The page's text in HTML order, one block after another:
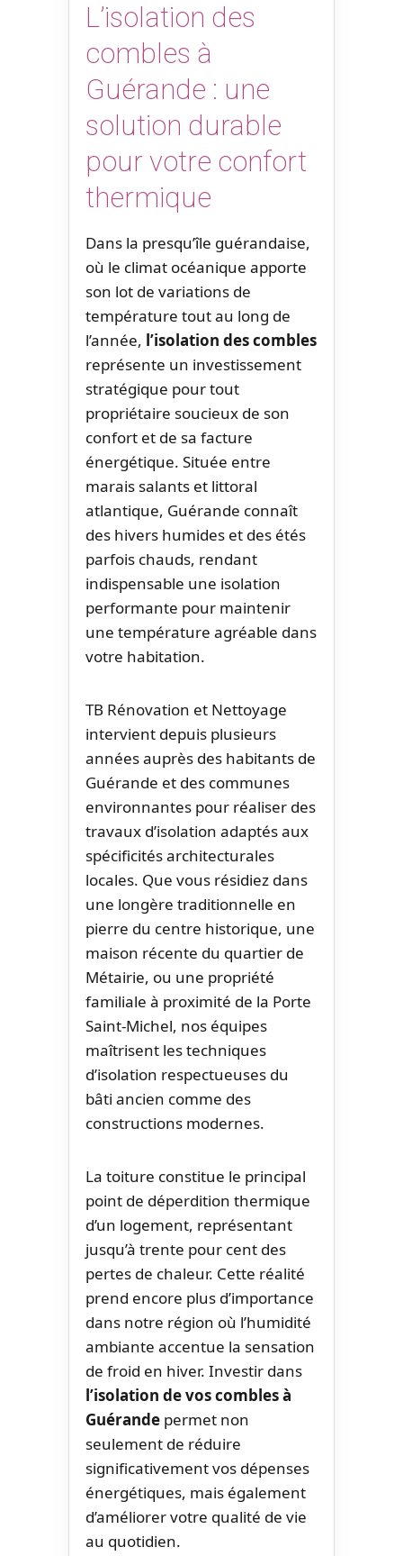
L’isolation des
combles à
Guérande : une
solution durable
pour votre confort
thermique
Dans la presqu’île guérandaise,
où le climat océanique apporte
son lot de variations de
température tout au long de
l’année, l’isolation des combles
représente un investissement
stratégique pour tout
propriétaire soucieux de son
confort et de sa facture
énergétique. Située entre
marais salants et littoral
atlantique, Guérande connaît
des hivers humides et des étés
parfois chauds, rendant
indispensable une isolation
performante pour maintenir
une température agréable dans
votre habitation.
TB Rénovation et Nettoyage
intervient depuis plusieurs
années auprès des habitants de
Guérande et des communes
environnantes pour réaliser des
travaux d’isolation adaptés aux
spécificités architecturales
locales. Que vous résidiez dans
une longère traditionnelle en
pierre du centre historique, une
maison récente du quartier de
Métairie, ou une propriété
familiale à proximité de la Porte
Saint-Michel, nos équipes
maîtrisent les techniques
d’isolation respectueuses du
bâti ancien comme des
constructions modernes.
La toiture constitue le principal
point de déperdition thermique
d’un logement, représentant
jusqu’à trente pour cent des
pertes de chaleur. Cette réalité
prend encore plus d’importance
dans notre région où l’humidité
ambiante accentue la sensation
de froid en hiver. Investir dans
l’isolation de vos combles à
Guérande permet non
seulement de réduire
significativement vos dépenses
énergétiques, mais également
d’améliorer votre qualité de vie
au quotidien.